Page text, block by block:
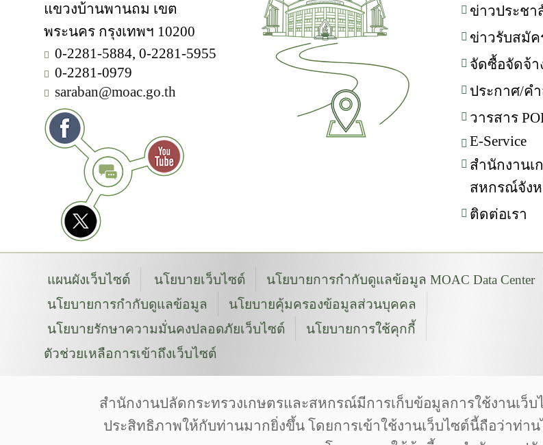
แขวงบ้านพานถม เขต
พระนคร กรุงเทพฯ 10200
0-2281-5884, 0-2281-5955
0-2281-0979
saraban@moac.go.th
ข่าวประช
ข่าวรับสมัค
จัดซื้อจัดจ้า
ประกาศ/ค
วารสาร
E-Service
สำนักงานเ
สหกรณ์จัง
ติดต่อเรา
แผนผังเว็บไซต์ นโยบายเว็บไซต์
นโยบายการกำกับดูแลข้อมูล MOAC Data Center
นโยบายการกำกับดูแลข้อมูล
นโยบายคุ้มครองข้อมูลส่วนบุคคล
นโยบายรักษาความมั่นคงปลอดภัยเว็บไซต์
นโยบายการใช้คุกกี้
ตัวช่วยเหลือการเข้าถึงเว็บไซต์
Font by: f0nt | Image by: Pixabay | Pexels | Unsplash | Photoontour | wikipedia
Designed by Freepik | Icon made by www.flaticon.com is licensed by CC 3.0 BY | pngtree.com
สำนักงานปลัดกระทรวงเกษตรและสหกรณ์มีการเก็บข้อมูลการใช้งานเว็บ
ประสิทธิภาพให้กับท่านมากยิ่งขึ้น โดยการเข้าใช้งานเว็บไซต์นี้ถือว่าท่